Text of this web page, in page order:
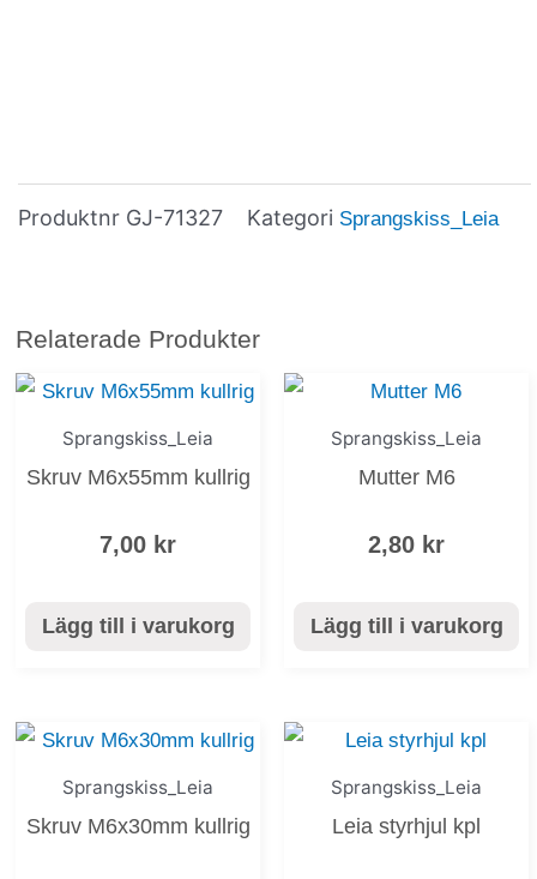
Produktnr GJ-71327 Kategori Sprangskiss_Leia
Relaterade Produkter
Sprangskiss_Leia
Skruv M6x55mm kullrig
7,00 kr
Lägg till i varukorg
Sprangskiss_Leia
Mutter M6
2,80 kr
Lägg till i varukorg
Sprangskiss_Leia
Skruv M6x30mm kullrig
Sprangskiss_Leia
Leia styrhjul kpl